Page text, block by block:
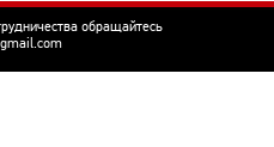
обращайтесь